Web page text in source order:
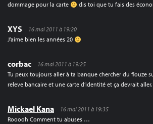
dommage pour la carte
dis toi que tu fais des
XYS
16 mai 2011 à 19:20
J’aime bien les années 20
corbac
16 mai 2011 à 19:25
Tu peux toujours aller à ta banque chercher du flouze
releve bancaire et une carte d’identité et ça devrait aller.
Mickael Kana
16 mai 2011 à 19:35
Rooooh Comment tu abuses …